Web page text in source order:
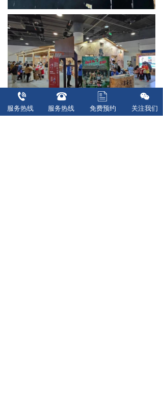
服务热线 免费预约 关注我们